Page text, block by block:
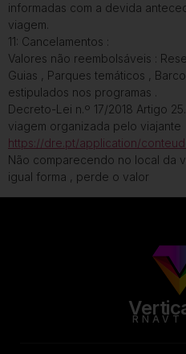
informadas com a devida
viagem.
11: Cancelamentos :
Valores não reembolsáveis :
Guias , Parques temáticos ,
estipulados nos programas .
Decreto-Lei n.º 17/2018 Artigo
viagem organizada pelo viajante
https://dre.pt/application/
Não comparecendo no local da
igual forma , perde o valor